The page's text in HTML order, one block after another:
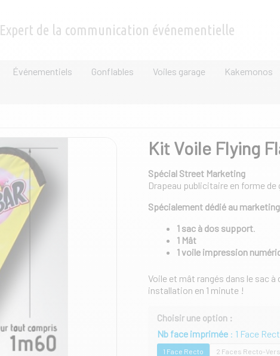
Expert de la communication événementielle
Événementiels Gonflables Voiles garage Kakemonos
Kit Voile Flying
Spécial Street Marketing
Drapeau publicitaire en forme
Spécialement dédié au
1 sac à dos support.
1 Mât
1 voile impression
Voile et mât rangés dans le sac à
installation en 1 minute !
Nb face imprimée 1 Face
1 Face Recto
2 Faces Recto-